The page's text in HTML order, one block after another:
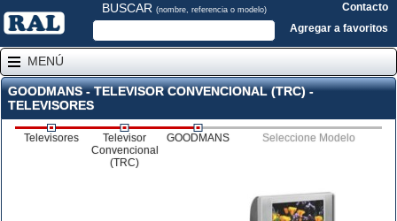
BUSCAR (nombre, referencia o modelo)
Contacto
Agregar a favoritos
MENÚ
GOODMANS - TELEVISOR CONVENCIONAL (TRC) -
TELEVISORES
Televisores
Televisor
Convencional
(TRC)
GOODMANS Seleccione Modelo